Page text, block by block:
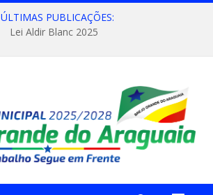
ÚLTIMAS PUBLICAÇÕES:
Lei Aldir Blanc 2025